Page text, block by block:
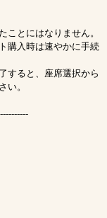
ことにはなりません。
購入時は速やかに手続
すると、座席選択から
い。